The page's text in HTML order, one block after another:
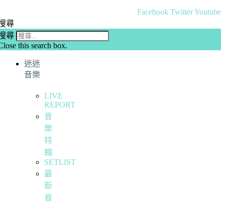
Facebook TwitterYoutube
尋
尋
this search box.
迷迷
音樂
LIVE
REPORT
音
樂
特
輯
SETLIST
最
新
音